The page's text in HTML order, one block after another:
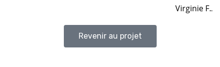
Virginie F..
Revenir au projet